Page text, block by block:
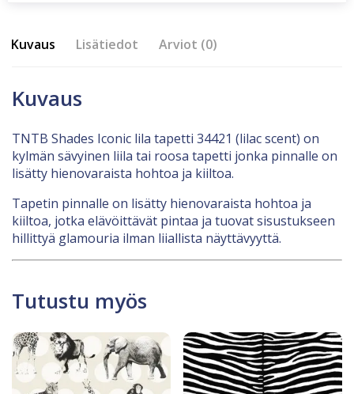
Kuvaus Lisätiedot Arviot (0)
Kuvaus
TNTB Shades Iconic lila tapetti 34421 (lilac scent) on
kylmän sävyinen liila tai roosa tapetti jonka pinnalle on
lisätty hienovaraista hohtoa ja kiiltoa.
Tapetin pinnalle on lisätty hienovaraista hohtoa ja
kiiltoa, jotka elävöittävät pintaa ja tuovat sisustukseen
hillittyä glamouria ilman liiallista näyttävyyttä.
Tutustu myös